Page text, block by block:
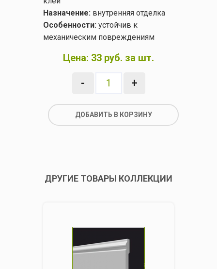
Назначение: внутренняя отделка
Особенности: устойчив к
механическим повреждениям
Цена: 33 руб. за шт.
- +
ДОБАВИТЬ В КОРЗИНУ
ДРУГИЕ ТОВАРЫ КОЛЛЕКЦИИ